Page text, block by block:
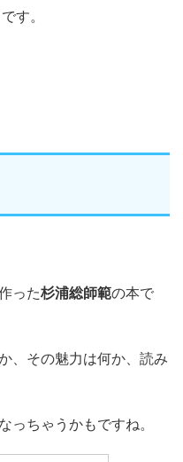
です。
った杉浦総師範の本で
、その魅力は何か、読み
っちゃうかもですね。